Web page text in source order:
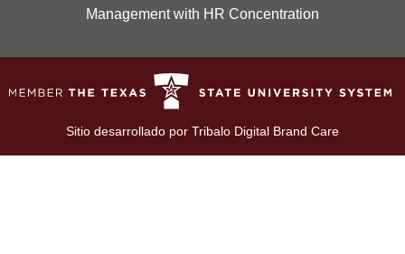
Management with HR Concentration
Sitio desarrollado por Tribalo Digital Brand Care